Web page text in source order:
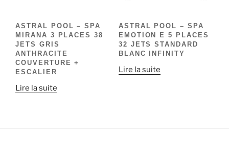
ASTRAL POOL – SPA
MIRANA 3 PLACES 38
JETS GRIS
ANTHRACITE
COUVERTURE +
ESCALIER
Lire la suite
ASTRAL POOL – SPA
EMOTION E 5 PLACES
32 JETS STANDARD
BLANC INFINITY
Lire la suite